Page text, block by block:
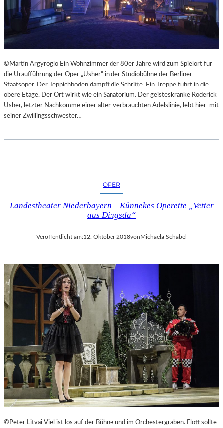
©Martin Argyroglo Ein Wohnzimmer der 80er Jahre wird zum Spielort für
die Uraufführung der Oper „Usher“ in der Studiobühne der Berliner
Staatsoper. Der Teppichboden dämpft die Schritte. Ein Treppe führt in die
obere Etage. Der Ort wirkt wie ein Sanatorium. Der geisteskranke Roderick
Usher, letzter Nachkomme einer alten verbrauchten Adelslinie, lebt hier mit
seiner Zwillingsschwester…
OPER
Landestheater Niederbayern – Künnekes Operette „Vetter
aus Dingsda“
Veröffentlicht am:12. Oktober 2018von Michaela Schabel
©Peter Litvai Viel ist los auf der Bühne und im Orchestergraben. Flott sollte